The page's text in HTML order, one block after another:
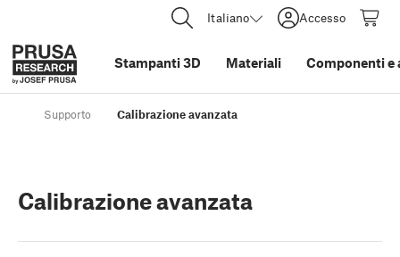
Italiano Accesso
Stampanti 3D Materiali Componenti e
Supporto Calibrazione avanzata
Calibrazione avanzata